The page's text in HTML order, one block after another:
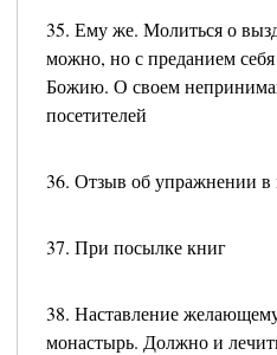
35. Ему же. Молиться о
можно, но с преданием
Божию. О своем
посетителей
36. Отзыв об упражнении в
37. При посылке книг
38. Наставление
монастырь. Должно и